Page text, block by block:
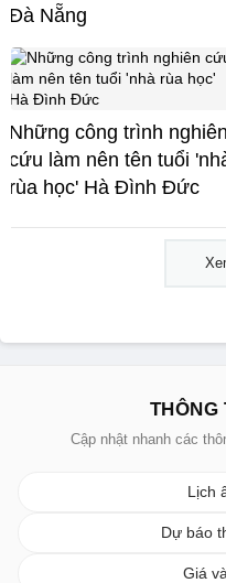
Đà Nẵng
Những công trình nghiên
cứu làm nên tên tuổi
rùa học' Hà Đình Đức
THÔNG
Cập nhật nhanh các
Lịch
Dự báo
Giá